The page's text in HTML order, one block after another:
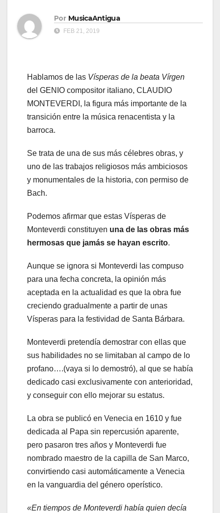
Por MusicaAntigua
FEB 21, 2019
Hablamos de las Vísperas de la beata Vírgen
del GENIO compositor italiano, CLAUDIO
MONTEVERDI, la figura más importante de la
transición entre la música renacentista y la
barroca.
Se trata de una de sus más célebres obras, y
uno de las trabajos religiosos más ambiciosos
y monumentales de la historia, con permiso de
Bach.
Podemos afirmar que estas Vísperas de
Monteverdi constituyen una de las obras más
hermosas que jamás se hayan escrito.
Aunque se ignora si Monteverdi las compuso
para una fecha concreta, la opinión más
aceptada en la actualidad es que la obra fue
creciendo gradualmente a partir de unas
Vísperas para la festividad de Santa Bárbara.
Monteverdi pretendía demostrar con ellas que
sus habilidades no se limitaban al campo de lo
profano….(vaya si lo demostró), al que se había
dedicado casi exclusivamente con anterioridad,
y conseguir con ello mejorar su estatus.
La obra se publicó en Venecia en 1610 y fue
dedicada al Papa sin repercusión aparente,
pero pasaron tres años y Monteverdi fue
nombrado maestro de la capilla de San Marco,
convirtiendo casi automáticamente a Venecia
en la vanguardia del género operístico.
«En tiempos de Monteverdi había quien decía